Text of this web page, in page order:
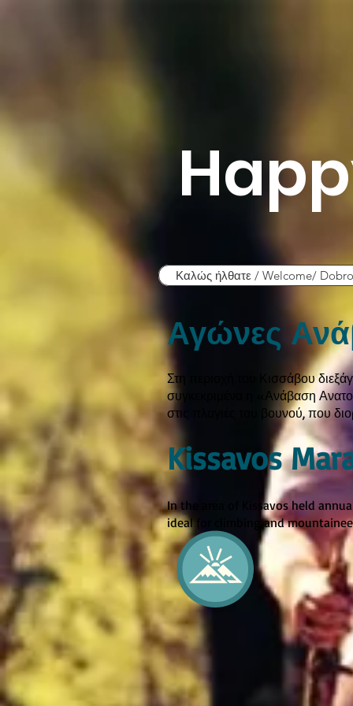
Καλώς ήλθατε / Welcome/
Αγώνες
Στη περιοχή του Κισσάβου
συγκεκριμένα η «Ανάβαση
στις πλαγιές του βουνού, που
Kissavos
In the area of Kissavos held
ideal for climbing and